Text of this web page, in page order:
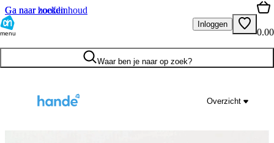
Ga naar hoofdinhoud
Ga naar zoeken
menu
Inloggen
0.00
Waar ben je naar op zoek?
Overzicht